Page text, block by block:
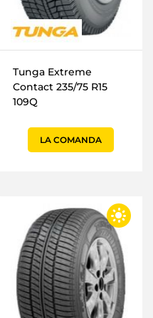
Tunga Extreme
Contact 235/75 R15
109Q
LA COMANDA